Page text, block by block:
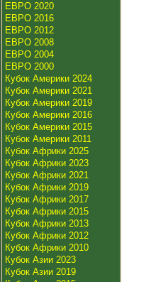
ЕВРО 2020
ЕВРО 2016
ЕВРО 2012
ЕВРО 2008
ЕВРО 2004
ЕВРО 2000
Кубок Америки 2024
Кубок Америки 2021
Кубок Америки 2019
Кубок Америки 2016
Кубок Америки 2015
Кубок Америки 2011
Кубок Африки 2025
Кубок Африки 2023
Кубок Африки 2021
Кубок Африки 2019
Кубок Африки 2017
Кубок Африки 2015
Кубок Африки 2013
Кубок Африки 2012
Кубок Африки 2010
Кубок Азии 2023
Кубок Азии 2019